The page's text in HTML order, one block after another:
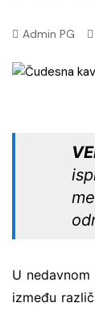
Admin PG
U
između